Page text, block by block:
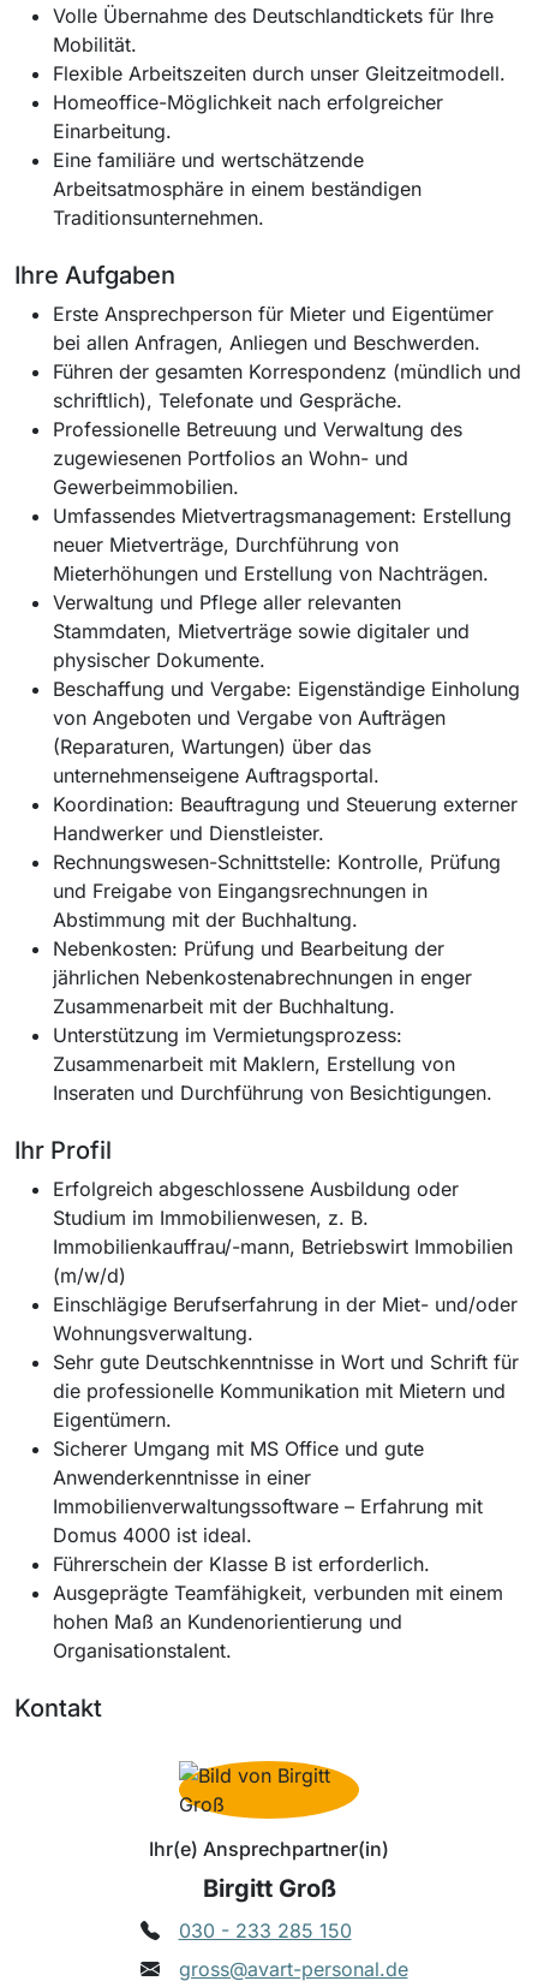
Volle Übernahme des Deutschlandtickets für Ihre
Mobilität.
Flexible Arbeitszeiten durch unser Gleitzeitmodell.
Homeoffice-Möglichkeit nach erfolgreicher
Einarbeitung.
Eine familiäre und wertschätzende
Arbeitsatmosphäre in einem beständigen
Traditionsunternehmen.
Ihre Aufgaben
Erste Ansprechperson für Mieter und Eigentümer
bei allen Anfragen, Anliegen und Beschwerden.
Führen der gesamten Korrespondenz (mündlich und
schriftlich), Telefonate und Gespräche.
Professionelle Betreuung und Verwaltung des
zugewiesenen Portfolios an Wohn- und
Gewerbeimmobilien.
Umfassendes Mietvertragsmanagement: Erstellung
neuer Mietverträge, Durchführung von
Mieterhöhungen und Erstellung von Nachträgen.
Verwaltung und Pflege aller relevanten
Stammdaten, Mietverträge sowie digitaler und
physischer Dokumente.
Beschaffung und Vergabe: Eigenständige Einholung
von Angeboten und Vergabe von Aufträgen
(Reparaturen, Wartungen) über das
unternehmenseigene Auftragsportal.
Koordination: Beauftragung und Steuerung externer
Handwerker und Dienstleister.
Rechnungswesen-Schnittstelle: Kontrolle, Prüfung
und Freigabe von Eingangsrechnungen in
Abstimmung mit der Buchhaltung.
Nebenkosten: Prüfung und Bearbeitung der
jährlichen Nebenkostenabrechnungen in enger
Zusammenarbeit mit der Buchhaltung.
Unterstützung im Vermietungsprozess:
Zusammenarbeit mit Maklern, Erstellung von
Inseraten und Durchführung von Besichtigungen.
Ihr Profil
Erfolgreich abgeschlossene Ausbildung oder
Studium im Immobilienwesen, z. B.
Immobilienkauffrau/-mann, Betriebswirt Immobilien
(m/w/d)
Einschlägige Berufserfahrung in der Miet- und/oder
Wohnungsverwaltung.
Sehr gute Deutschkenntnisse in Wort und Schrift für
die professionelle Kommunikation mit Mietern und
Eigentümern.
Sicherer Umgang mit MS Office und gute
Anwenderkenntnisse in einer
Immobilienverwaltungssoftware – Erfahrung mit
Domus 4000 ist ideal.
Führerschein der Klasse B ist erforderlich.
Ausgeprägte Teamfähigkeit, verbunden mit einem
hohen Maß an Kundenorientierung und
Organisationstalent.
Kontakt
Ihr(e) Ansprechpartner(in)
Birgitt Groß
030 - 233 285 150
gross@avart-personal.de